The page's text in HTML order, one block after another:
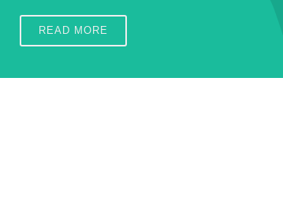
READ MORE